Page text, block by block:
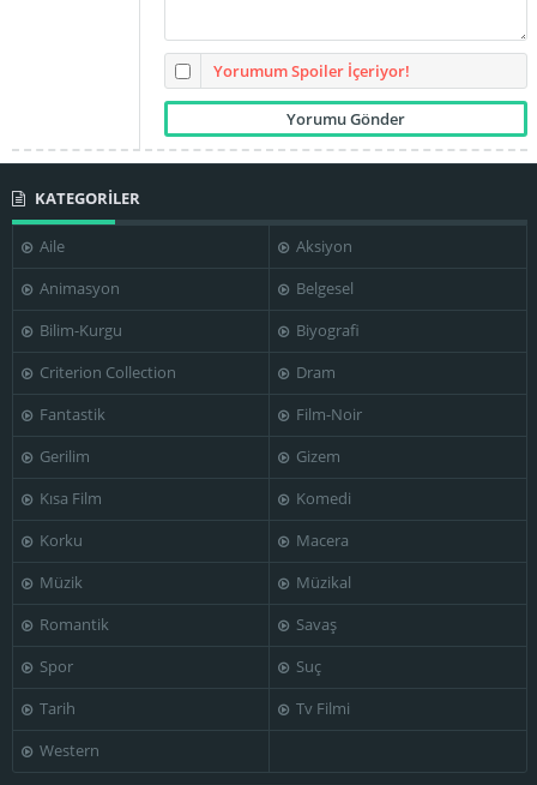
Yorumum Spoiler İçeriyor!
KATEGORİLER
Aile
Aksiyon
Animasyon
Belgesel
Bilim-Kurgu
Biyografi
Criterion Collection
Dram
Fantastik
Film-Noir
Gerilim
Gizem
Kısa Film
Komedi
Korku
Macera
Müzik
Müzikal
Romantik
Savaş
Spor
Suç
Tarih
Tv Filmi
Western